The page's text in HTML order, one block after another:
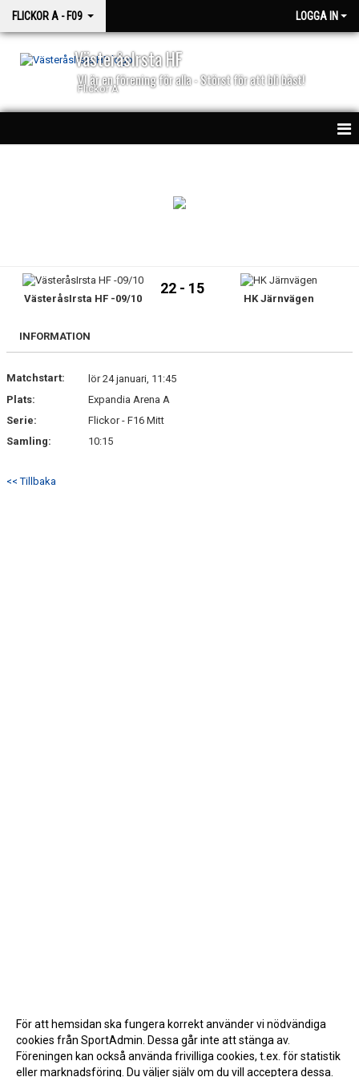
FLICKOR A - F09 LOGGA IN
VästeråsIrsta HF
VI är en förening för alla - Störst för att bli bäst!
Flickor A
TRUPPEN
BILDGALLERI
KONTAKT
GÄSTBOK
VästeråsIrsta HF -09/10
22 - 15
HK Järnvägen
INFORMATION
Matchstart:
lör 24 januari, 11:45
Plats:
Expandia Arena A
Serie:
Flickor - F16 Mitt
Samling:
10:15
<< Tillbaka
För att hemsidan ska fungera korrekt använder vi nödvändiga
cookies från SportAdmin. Dessa går inte att stänga av.
Föreningen kan också använda frivilliga cookies, t.ex. för statistik
eller marknadsföring. Du väljer själv om du vill acceptera dessa.